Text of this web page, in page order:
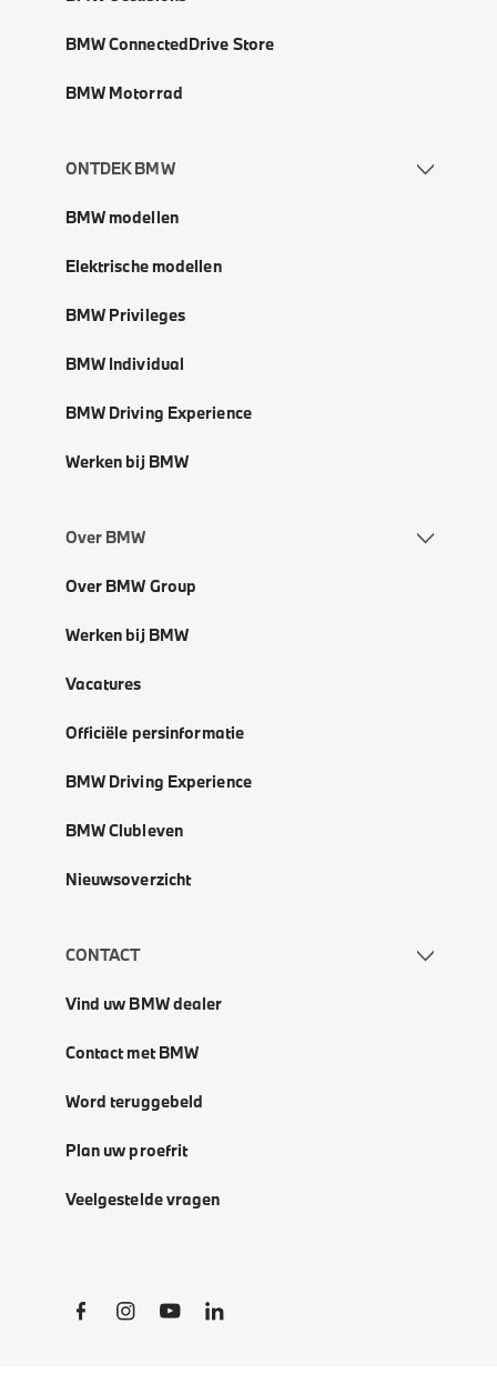
BMW ConnectedDrive Store
BMW Motorrad
ONTDEK BMW
BMW modellen
Elektrische modellen
BMW Privileges
BMW Individual
BMW Driving Experience
Werken bij BMW
Over BMW
Over BMW Group
Werken bij BMW
Vacatures
Officiële persinformatie
BMW Driving Experience
BMW Clubleven
Nieuwsoverzicht
CONTACT
Vind uw BMW dealer
Contact met BMW
Word teruggebeld
Plan uw proefrit
Veelgestelde vragen
Social Links